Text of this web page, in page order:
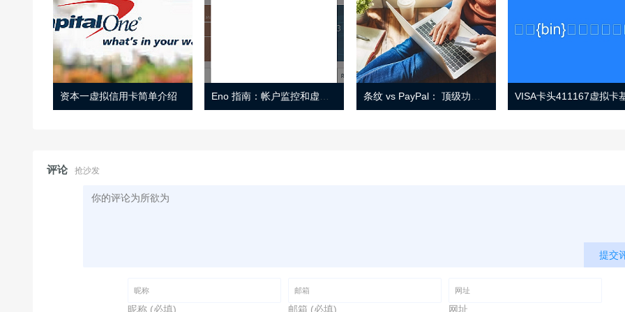
资本一虚拟信用卡简单介绍
评论 抢沙发
提交
昵称 (必填) 邮箱 (必填) 网址